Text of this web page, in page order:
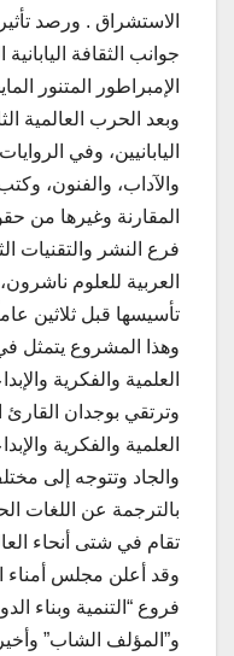
الاستشراق . ورصد
جوانب الثقافة
وبعد الحرب العالمية
اليابانيين، وفي
والآداب، والفنون،
المقارنة وغيرها من
فرع النشر والتقنيات
العربية للعلوم
تأسيسها قبل ثلاثين
وهذا المشروع يتمثل
العلمية والفكرية
وترتقي بوجدان
العلمية والفكرية
والجاد وتتوجه إلى
بالترجمة عن اللغات
تقام في شتى أنحاء
وقد أعلن مجلس أمناء
فروع “التنمية وبناء
و”المؤلف الشاب”